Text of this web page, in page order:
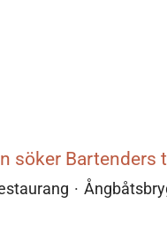
söker Bartenders
·